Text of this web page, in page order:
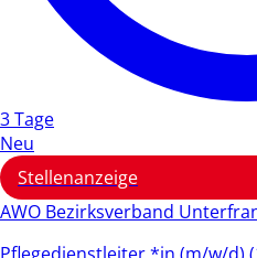
3 Tage
Neu
Stellenanzeige
AWO Bezirksverband